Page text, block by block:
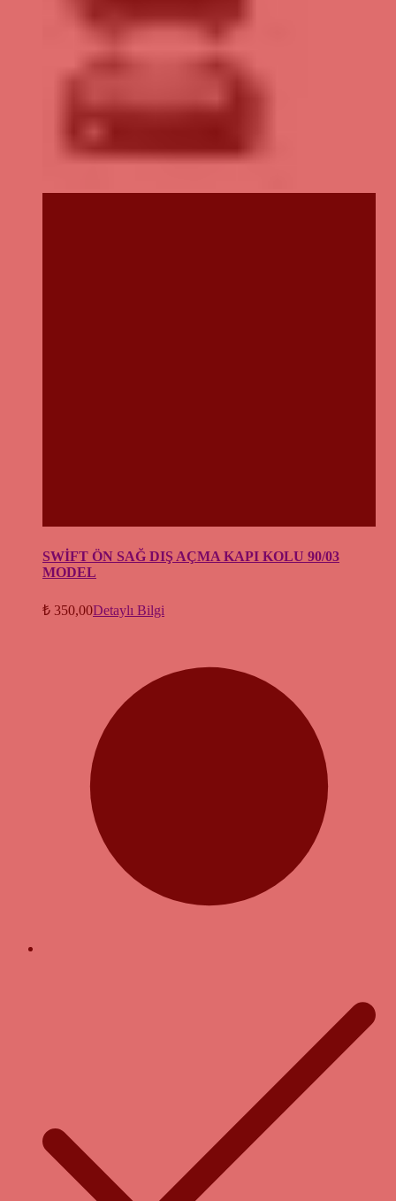
SWİFT ÖN SAĞ DIŞ AÇMA KAPI KOLU 90/03
MODEL
₺ 350,00Detaylı Bilgi